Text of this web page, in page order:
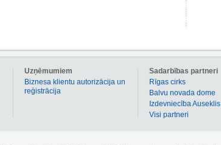
Sadarbības partneri
Rīgas cirks
Balvu novada dome
Izdevniecība Auseklis
Visi partneri
Uzņēmumiem
Biznesa klientu autorizācija un
reģistrācija